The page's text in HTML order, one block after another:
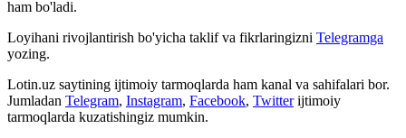
ham bo'ladi.
Loyihani rivojlantirish bo'yicha taklif va fikrlaringizni Telegramga
yozing.
Lotin.uz saytining ijtimoiy tarmoqlarda ham kanal va sahifalari bor.
Jumladan Telegram, Instagram, Facebook, Twitter ijtimoiy
tarmoqlarda kuzatishingiz mumkin.